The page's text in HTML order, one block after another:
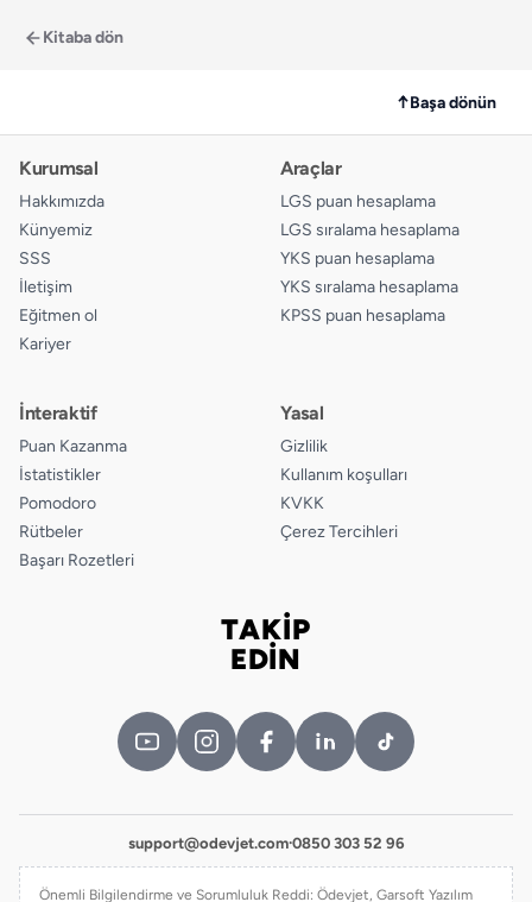
Kitaba dön
↑Başa dönün
Kurumsal
Hakkımızda
Künyemiz
SSS
İletişim
Eğitmen ol
Kariyer
Araçlar
LGS puan hesaplama
LGS sıralama hesaplama
YKS puan hesaplama
YKS sıralama hesaplama
KPSS puan hesaplama
İnteraktif
Puan Kazanma
İstatistikler
Pomodoro
Rütbeler
Başarı Rozetleri
Yasal
Gizlilik
Kullanım koşulları
KVKK
Çerez Tercihleri
TAKİP
EDİN
support@odevjet.com·0850 303 52 96
Önemli Bilgilendirme ve Sorumluluk Reddi: Ödevjet, Garsoft Yazılım